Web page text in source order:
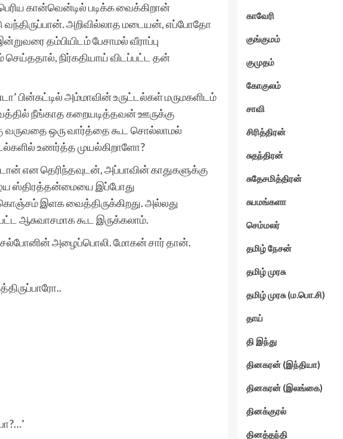
கான்வென்டில் படிக்க வைக்கிறான்
வந்திருப்பான். அறிவில்லாத மடையன், எப்போதோ
தம்பியிடம் பேசாமல் வீராப்பு
செய்ததால், நிர்கதியாய் விடப்பட்ட தன்
பின்கட்டில் அம்மாவின் உருட்டல்கள் மருமகளிடம்
நீங்காத கறையடித்தவன் ஊருக்கு
வருவதை ஒரு வார்த்தை கூட சொல்லாமல்
உணர்த்த முயல்கிறாளோ?
என தெரிந்தவுடன், அப்பாவின் காதுகளுக்கு
ஸ்திரத்தன்மையை இப்போது
இளக வைத்திருக்கிறது. அல்லது
ஆசுவாசமாக கூட இருக்கலாம்.
செல்போனின் அழைப்பொலி. மோகன் சார் தான்.
காவேரி
குங்குமம்
குமுதம்
கோகுலம்
சாவி
சிரித்திரன்
சுதந்திரன்
சுதேசமித்திரன்
சுபமங்களா
செம்மலர்
தமிழ் நேசன்
தமிழ் முரசு
தமிழ் முரசு (ம.பொ.சி)
தாய்
தி இந்து
தினகரன் (இந்தியா)
தினகரன் (இலங்கை)
தினக்குரல்
தினத்தந்தி